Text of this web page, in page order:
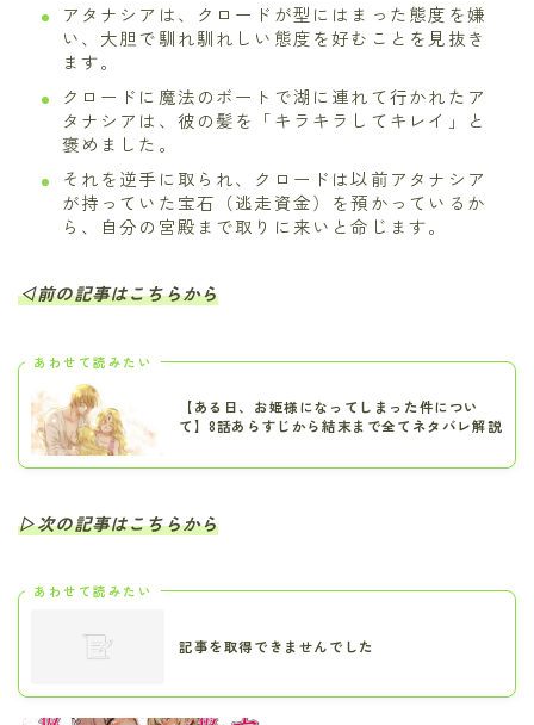
アタナシアは、クロードが型にはまった態度を嫌
い、大胆で馴れ馴れしい態度を好むことを見抜き
ます。
クロードに魔法のボートで湖に連れて行かれたア
タナシアは、彼の髪を「キラキラしてキレイ」と
褒めました。
それを逆手に取られ、クロードは以前アタナシア
が持っていた宝石（逃走資金）を預かっているか
ら、自分の宮殿まで取りに来いと命じます。
◁前の記事はこちらから
あわせて読みたい
【ある日、お姫様になってしまった件につい
て】8話あらすじから結末まで全てネタバレ解説
▷次の記事はこちらから
あわせて読みたい
記事を取得できませんでした